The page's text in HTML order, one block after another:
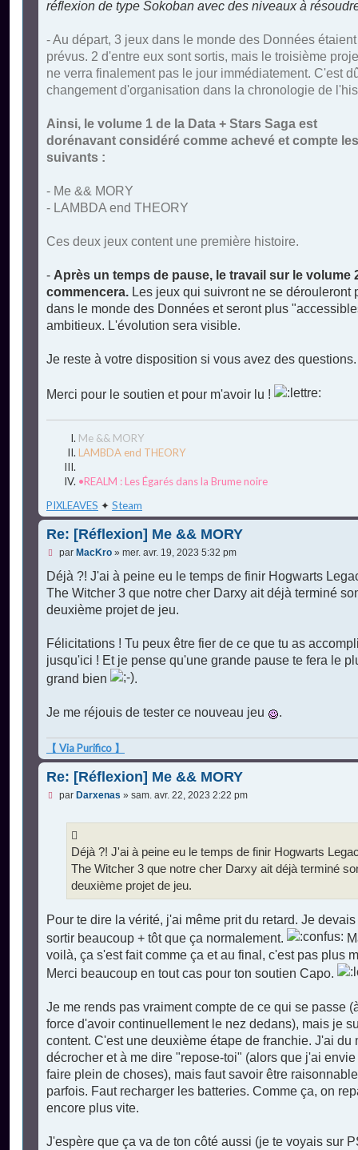
réflexion de type Sokoban avec des niveaux à
- Au départ, 3 jeux dans le monde des Données étaient
prévus. 2 d'entre eux sont sortis, mais le troisième
ne verra finalement pas le jour immédiatement. C'est
changement d'organisation dans la chronologie de
Ainsi, le volume 1 de la Data + Stars Saga est
dorénavant considéré comme achevé et compte
suivants :
- Me && MORY
- LAMBDA end THEORY
Ces deux jeux content une première histoire.
- Après un temps de pause, le travail sur le volume
commencera. Les jeux qui suivront ne se dérouleront
dans le monde des Données et seront plus
ambitieux. L'évolution sera visible.
Je reste à votre disposition si vous avez des questions.
Merci pour le soutien et pour m'avoir lu !
Me && MORY
LAMBDA end THEORY
•REALM : Les Égarés dans la Brume noire
PIXLEAVES ✦ Steam
Re: [Réflexion] Me && MORY
M
s
s
a
g
o
l
u
par MacKro» mer. avr. 19, 2023 5:32 pm
Déjà ?! J'ai à peine eu le temps de finir Hogwarts
The Witcher 3 que notre cher Darxy ait déjà terminé
deuxième projet de jeu.
Félicitations ! Tu peux être fier de ce que tu as
jusqu'ici ! Et je pense qu'une grande pause te fera le
grand bien
.
Je me réjouis de tester ce nouveau jeu .
【 Via Purifico 】
Re: [Réflexion] Me && MORY
M
u
par Darxenas » sam. avr. 22, 2023 2:22 pm
Déjà ?! J'ai à peine eu le temps de finir Hogwarts
The Witcher 3 que notre cher Darxy ait déjà terminé
deuxième projet de jeu.
Pour te dire la vérité, j'ai même prit du retard. Je
sortir beaucoup + tôt que ça normalement.
voilà, ça s'est fait comme ça et au final, c'est pas plus
Merci beaucoup en tout cas pour ton soutien Capo.
Je me rends pas vraiment compte de ce qui se passe
force d'avoir continuellement le nez dedans), mais je
content. C'est une deuxième étape de franchie. J'ai du
décrocher et à me dire "repose-toi" (alors que j'ai envie
faire plein de choses), mais faut savoir être raisonnable
parfois. Faut recharger les batteries. Comme ça, on
encore plus vite.
J'espère que ça va de ton côté aussi (je te voyais sur